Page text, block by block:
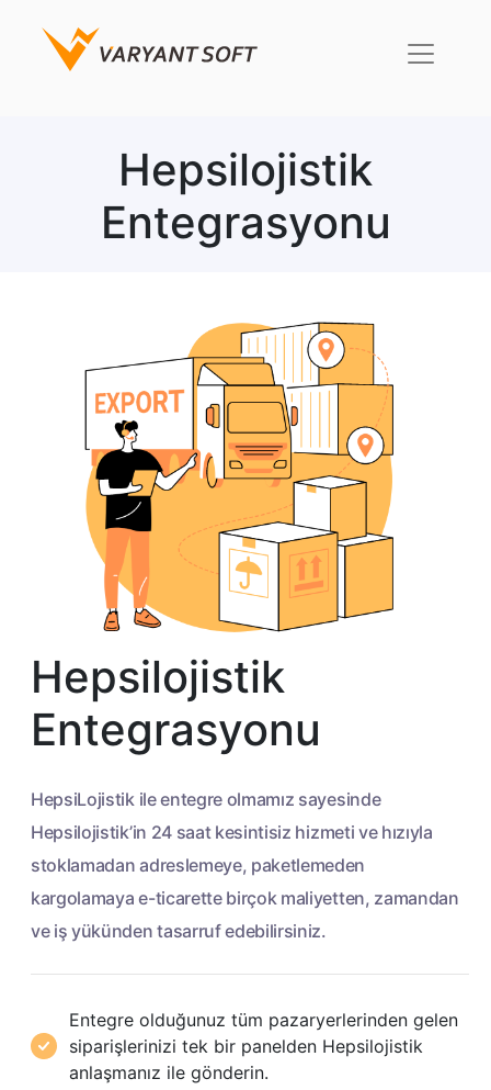
Hepsilojistik
Entegrasyonu
Hepsilojistik
Entegrasyonu
HepsiLojistik ile entegre olmamız sayesinde
Hepsilojistik’in 24 saat kesintisiz hizmeti ve hızıyla
stoklamadan adreslemeye, paketlemeden
kargolamaya e-ticarette birçok maliyetten, zamandan
ve iş yükünden tasarruf edebilirsiniz.
Entegre olduğunuz tüm pazaryerlerinden gelen
siparişlerinizi tek bir panelden Hepsilojistik
anlaşmanız ile gönderin.